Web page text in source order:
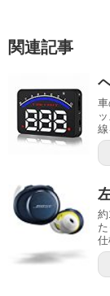
関連記事
仕